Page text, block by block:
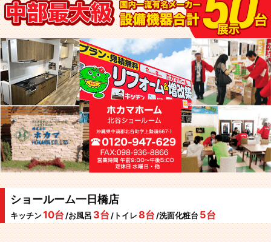
ショールーム一日橋店
キッチン10台 /お風呂 3台 /トイレ 8台 /洗面化粧台 5台